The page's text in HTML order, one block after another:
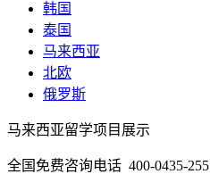
韩国
泰国
马来西亚
北欧
俄罗斯
马来西亚留学项目展示
全国免费咨询电话 400-0435-255